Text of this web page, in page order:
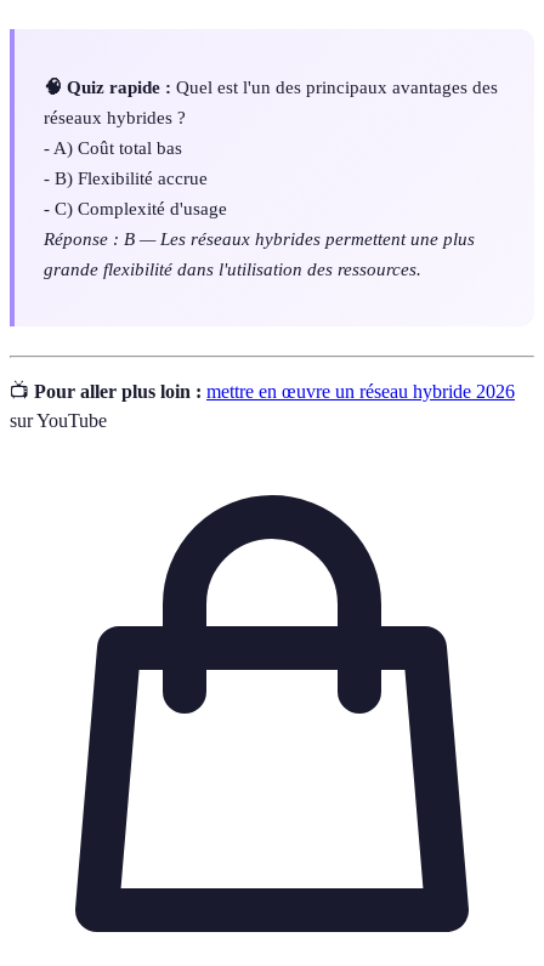
🧠 Quiz rapide : Quel est l'un des principaux avantages des
réseaux hybrides ?
- A) Coût total bas
- B) Flexibilité accrue
- C) Complexité d'usage
Réponse : B — Les réseaux hybrides permettent une plus
grande flexibilité dans l'utilisation des ressources.
📺 Pour aller plus loin : mettre en œuvre un réseau hybride 2026
sur YouTube